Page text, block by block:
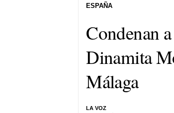
Condenan
Dinamita
Málaga
LA VOZ
ESPAÑA